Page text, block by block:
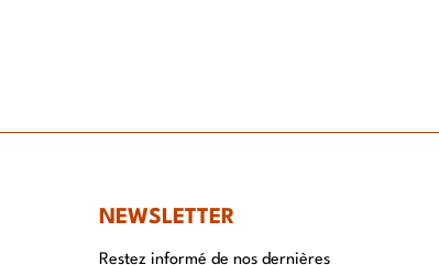
NEWSLETTER
Restez informé de nos dernières